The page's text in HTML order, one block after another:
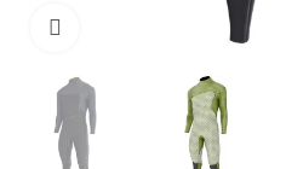
Cliquez pour agrandir